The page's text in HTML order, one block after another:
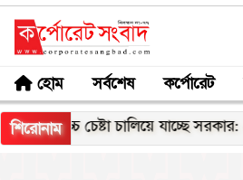
হোম সর্বশেষ কর্পোরেট
শিরোনাম
চেষ্টা চালিয়ে যাচ্ছে সরকার: প্রধানমন্ত্রী